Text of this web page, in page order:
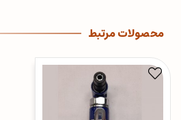
محصولات مرتبط